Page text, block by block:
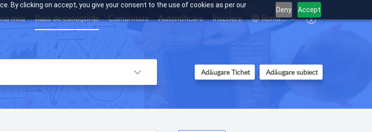
By clicking on accept, you give your consent to the use of cookies as per our
Deny Accept
mea Baza de cunoștințe Comunitate Autentificare Înscriere Română
Adăugare Tichet Adăugare subiect